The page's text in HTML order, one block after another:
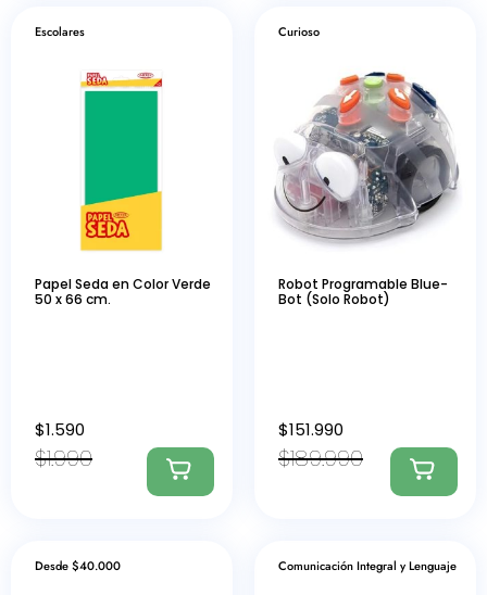
Escolares
Papel Seda en Color Verde
50 x 66 cm.
$1.990
$1.590
Curioso
Robot Programable Blue-
Bot (Solo Robot)
$189.990
$151.990
Desde $40.000 Comunicación Integral y Lenguaje